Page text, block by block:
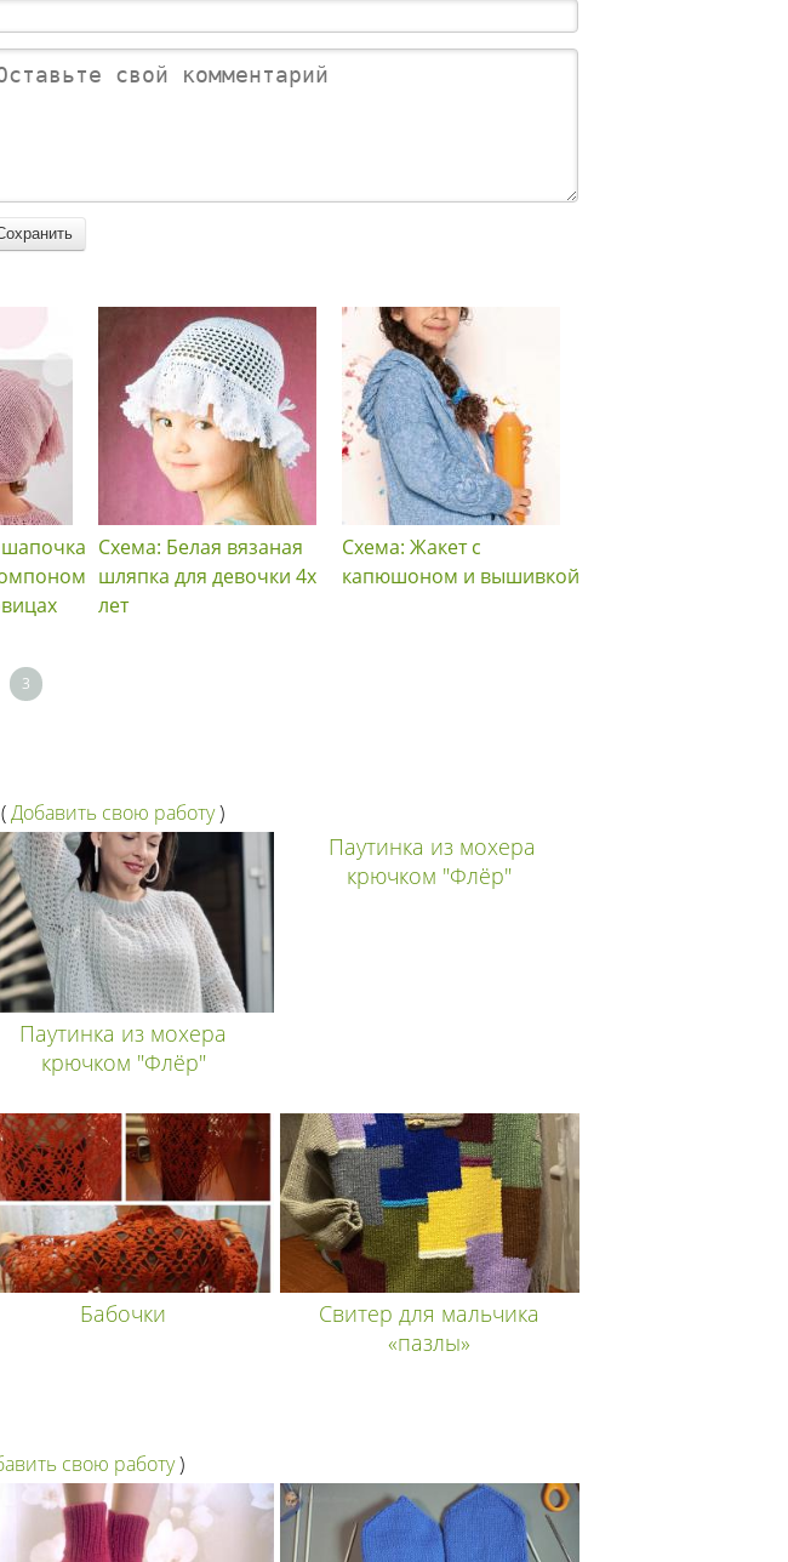
шапочка Схема: Белая вязаная
шляпка для девочки 4х
лет
Схема: Жакет с
капюшоном и вышивкой
3
(Добавить свою работу)
Паутинка из мохера
крючком "Флёр"
Паутинка из мохера
крючком "Флёр"
Бабочки
Свитер для мальчика
«пазлы»
свою работу)